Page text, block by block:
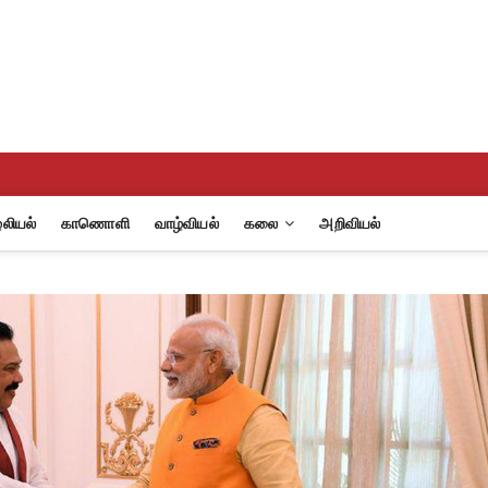
காணொளி வாழ்வியல் கலை அறிவியல்